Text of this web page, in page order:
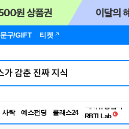
문구/GIFT 티켓
사락 예스펀딩 클래스24
RBTI Lab
독서유형검사